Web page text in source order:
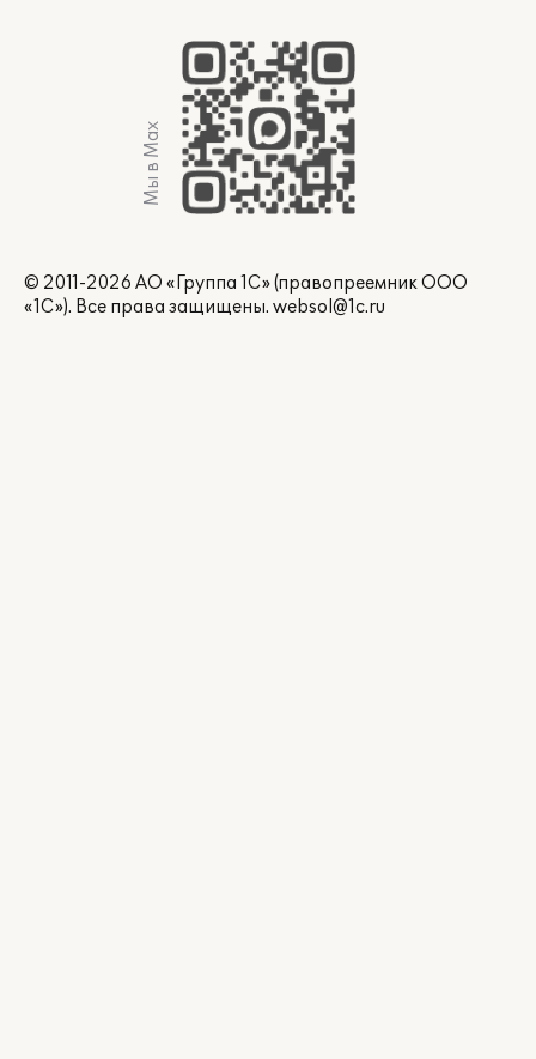
Мы в Max
© 2011-2026 АО «Группа 1С» (правопреемник ООО
«1С»). Все права защищены. websol@1c.ru